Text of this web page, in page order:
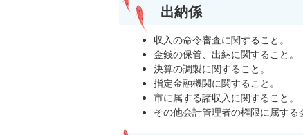
出納係
収入の命令審査に関すること。
金銭の保管、出納に関すること。
決算の調製に関すること。
指定金融機関に関すること。
市に属する諸収入に関すること。
その他会計管理者の権限に属する